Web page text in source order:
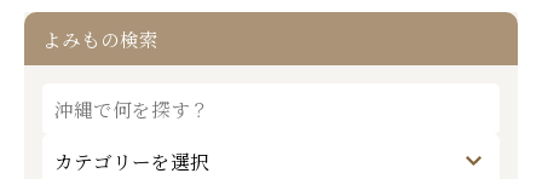
よみもの検索